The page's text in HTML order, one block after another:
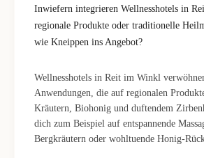
Inwiefern integrieren Wellnesshotels in
regionale Produkte oder traditionelle
wie Kneippen ins Angebot?
Wellnesshotels in Reit im Winkl
Anwendungen, die auf regionalen
Kräutern, Biohonig und duftendem
dich zum Beispiel auf entspannende
Bergkräutern oder wohltuende Honig-